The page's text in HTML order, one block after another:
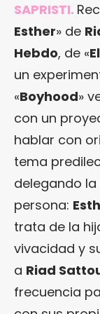
SAPRISTI.
Esther» de
Hebdo, de «
un
«Boyhood»
con un
hablar con
tema
delegando
persona:
trata de la
vivacidad y
a Riad
frecuencia